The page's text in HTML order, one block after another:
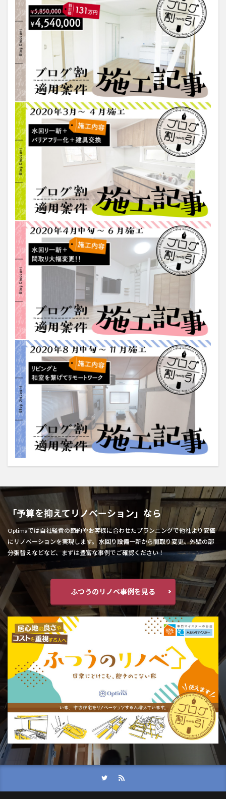
「予算を抑えてリノベーション」なら
Optimaでは自社経費の節約やお客様に合わせたプランニングで他社より安価
にリノベーションを実現します。 水回り設備一新から間取り変更、外壁の部
分張替えなどなど、まずは豊富な事例でご確認ください！
ふつうのリノベ事例を見る